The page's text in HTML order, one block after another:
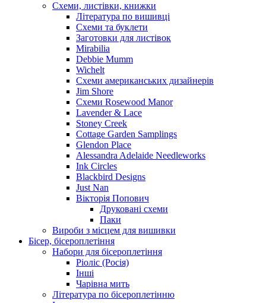
Схеми, листівки, книжки
Література по вишивці
Схеми та буклети
Заготовки для листівок
Mirabilia
Debbie Mumm
Wichelt
Схеми американських дизайнерів
Jim Shore
Cхеми Rosewood Manor
Lavender & Lace
Stoney Creek
Cottage Garden Samplings
Glendon Place
Alessandra Adelaide Needleworks
Ink Circles
Blackbird Designs
Just Nan
Вікторія Попович
Друковані схеми
Паки
Вироби з місцем для вишивки
Бісер, бісероплетіння
Набори для бісероплетіння
Ріоліс (Росія)
Інші
Чарівна мить
Література по бісероплетінню